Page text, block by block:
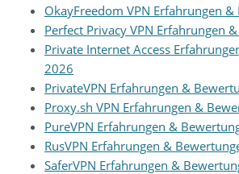
OkayFreedom VPN Erfahrungen
Perfect Privacy VPN Erfahrungen
Private Internet Access
2026
PrivateVPN Erfahrungen &
Proxy.sh VPN Erfahrungen &
PureVPN Erfahrungen &
RusVPN Erfahrungen &
SaferVPN Erfahrungen &